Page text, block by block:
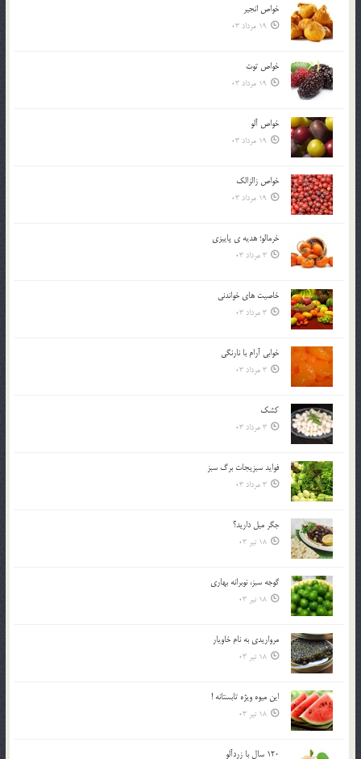
خواص انجير
19 مرداد 03
خواص توت
19 مرداد 03
خواص آلو
19 مرداد 03
خواص زالزالک
19 مرداد 03
خرمالو؛ هديه ي پاييزي
3 مرداد 03
خاصيت هاي خواندني
3 مرداد 03
خوابي آرام با نارنگي
3 مرداد 03
کشک
3 مرداد 03
فوايد سبزيجات برگ سبز
3 مرداد 03
جگر ميل داريد؟
18 تیر 03
گوجه سبز، نوبرانه بهاري
18 تیر 03
مرواريدي به نام خاويار
18 تیر 03
اين ميوه ويژه تابستانه !
18 تیر 03
120 سال با زردآلو